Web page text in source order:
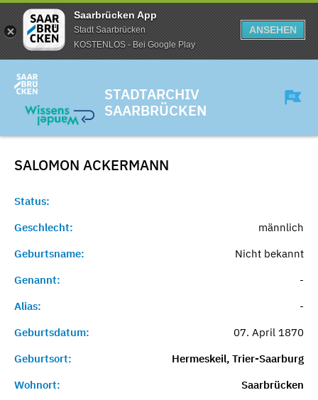
Saarbrücken App
Stadt Saarbrücken
KOSTENLOS - Bei Google Play
ANSEHEN
STADTARCHIV
SAARBRÜCKEN
SALOMON ACKERMANN
Status:
Geschlecht:
männlich
Geburtsname:
Nicht bekannt
Genannt:
-
Alias:
-
Geburtsdatum:
07. April 1870
Geburtsort:
Hermeskeil, Trier-Saarburg
Wohnort:
Saarbrücken